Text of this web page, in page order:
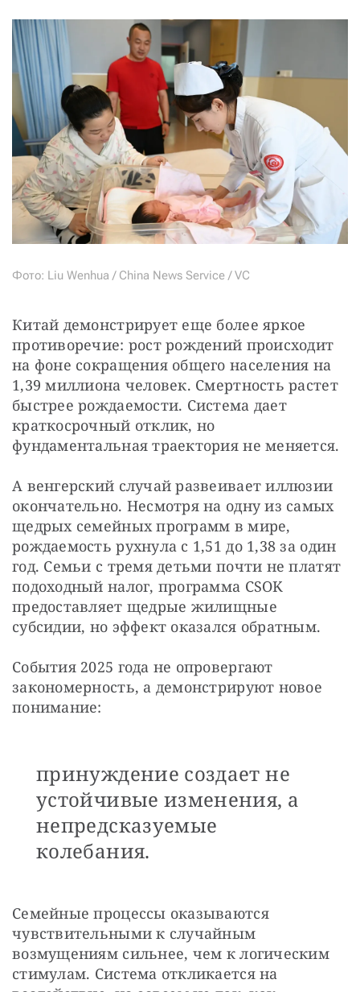
Фото: Liu Wenhua / China News Service / VC
Китай демонстрирует еще более яркое
противоречие: рост рождений происходит
на фоне сокращения общего населения на
1,39 миллиона человек. Смертность растет
быстрее рождаемости. Система дает
краткосрочный отклик, но
фундаментальная траектория не меняется.
А венгерский случай развеивает иллюзии
окончательно. Несмотря на одну из самых
щедрых семейных программ в мире,
рождаемость рухнула с 1,51 до 1,38 за один
год. Семьи с тремя детьми почти не платят
подоходный налог, программа CSOK
предоставляет щедрые жилищные
субсидии, но эффект оказался обратным.
События 2025 года не опровергают
закономерность, а демонстрируют новое
понимание:
принуждение создает не
устойчивые изменения, а
непредсказуемые
колебания.
Семейные процессы оказываются
чувствительными к случайным
возмущениям сильнее, чем к логическим
стимулам. Система откликается на